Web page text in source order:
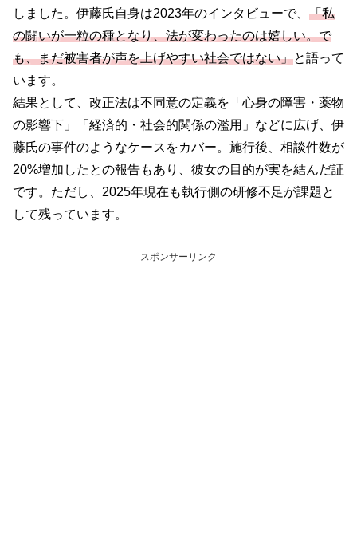
しました。伊藤氏自身は2023年のインタビューで、 「私
の闘いが一粒の種となり、法が変わったのは嬉しい。で
も、まだ被害者が声を上げやすい社会ではない」と語って
います。
結果として、改正法は不同意の定義を「心身の障害・薬物
の影響下」「経済的・社会的関係の濫用」などに広げ、伊
藤氏の事件のようなケースをカバー。施行後、相談件数が
20%増加したとの報告もあり、彼女の目的が実を結んだ証
です。ただし、2025年現在も執行側の研修不足が課題と
して残っています。
スポンサーリンク